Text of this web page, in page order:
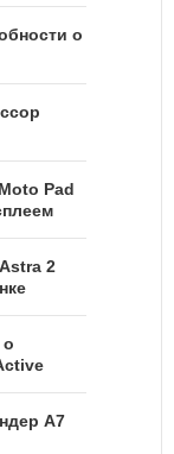
о
Pad
2
о
A7